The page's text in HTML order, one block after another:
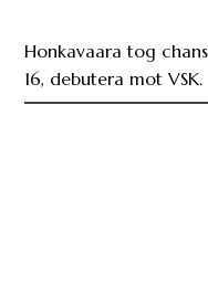
Honkavaara tog
16, debutera mot VSK.